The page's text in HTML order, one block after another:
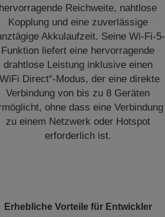
Reichweite, nahtlose
Kopplung und eine zuverlässige
Akkulaufzeit. Seine Wi-Fi-5-
Funktion liefert eine hervorragende
drahtlose Leistung inklusive einen
Direct“-Modus, der eine direkte
Verbindung von bis zu 8 Geräten
ohne dass eine Verbindung
zu einem Netzwerk oder Hotspot
erforderlich ist.
Erhebliche Vorteile für Entwickler